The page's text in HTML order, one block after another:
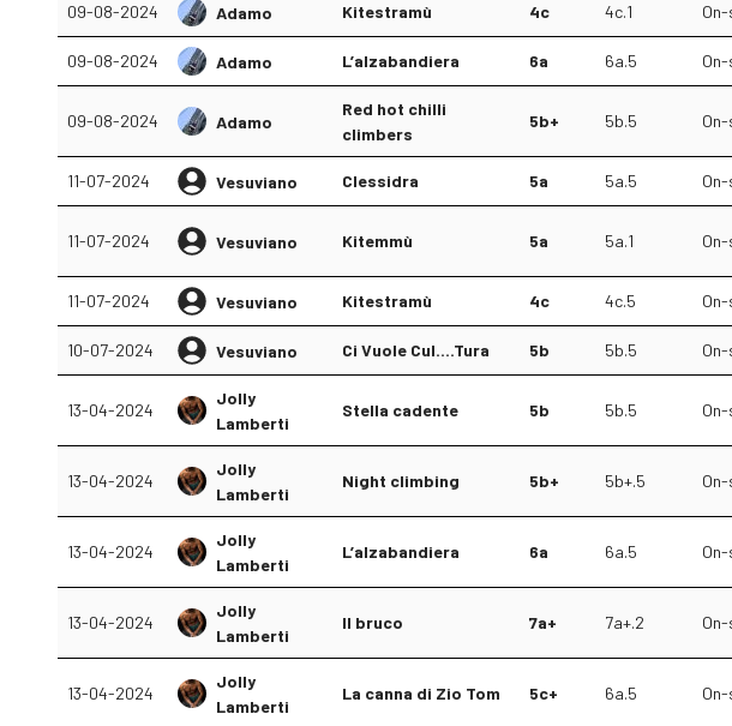
09-08-2024 Adamo Kitestramù 4c 4c.1
09-08-2024 Adamo L’alzabandiera 6a 6a.5
09-08-2024 Adamo
Red hot chilli
climbers
5b+ 5b.5
11-07-2024 Vesuviano Clessidra 5a 5a.5
11-07-2024 Vesuviano Kitemmù 5a 5a.1
11-07-2024 Vesuviano Kitestramù 4c 4c.5
10-07-2024 Vesuviano Ci Vuole Cul....Tura 5b 5b.5
13-04-2024
Jolly
Lamberti
Stella cadente 5b 5b.5
13-04-2024
Jolly
Lamberti
Night climbing 5b+ 5b+.5
13-04-2024
Jolly
Lamberti
L’alzabandiera 6a 6a.5
13-04-2024
Jolly
Lamberti
Il bruco 7a+ 7a+.2
13-04-2024
Jolly
Lamberti
La canna di Zio Tom 5c+ 6a.5